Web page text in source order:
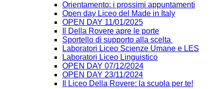
Orientamento: i prossimi appuntamenti
Open day Liceo del Made in Italy
OPEN DAY 11/01/2025
Il Della Rovere apre le porte
Sportello di supporto alla scelta
Laboratori Liceo Scienze Umane e LES
Laboratori Liceo Linguistico
OPEN DAY 07/12/2024
OPEN DAY 23/11/2024
Il Liceo Della Rovere: la scuola per te!